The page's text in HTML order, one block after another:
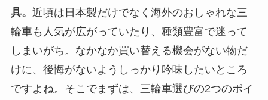
具。 近頃は日本製だけでなく海外のおしゃれな三
輪車も人気が広がっていたり、種類豊富で迷って
しまいがち。なかなか買い替える機会がない物だ
けに、後悔がないようしっかり吟味したいところ
ですよね。そこでまずは、三輪車選びの2つのポイ